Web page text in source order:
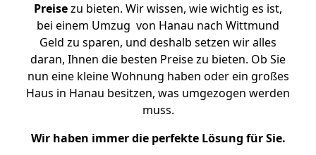
Preisezu bieten. Wir wissen, wie wichtig es ist,
bei einem Umzug von Hanau nach Wittmund
Geld zu sparen, und deshalb setzen wir alles
daran, Ihnen die besten Preise zu bieten. Ob Sie
nun eine kleine Wohnung haben oder ein großes
Haus in Hanau besitzen, was umgezogen werden
muss.
Wir haben immer die perfekte Lösung für Sie.